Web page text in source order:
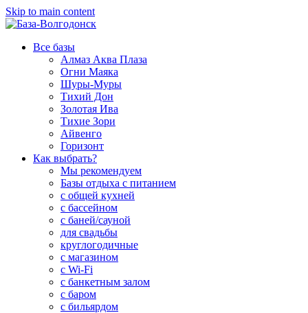
Skip to main content
Все базы
Алмаз Аква Плаза
Огни Маяка
Шуры-Муры
Тихий Дон
Золотая Ива
Тихие Зори
Айвенго
Горизонт
Как выбрать?
Мы рекомендуем
Базы отдыха с питанием
с общей кухней
с бассейном
с баней/сауной
для свадьбы
круглогодичные
с магазином
с Wi-Fi
с банкетным залом
с баром
с бильярдом